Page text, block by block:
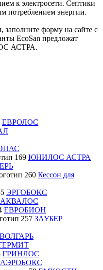
к электросети. Септики
потреблением энергии.
заполните форму на сайте с
EcoSan предложат
АСТРА.
ЕВРОЛОС
ЮНИЛОС АСТРА
Кессон для
ЭРГОБОКС
АКВАЛОС
ЕВРОБИОН
ЗАУБЕР
ВОЛГАРЬ
ГРИНЛОС
АЭРОБОКС